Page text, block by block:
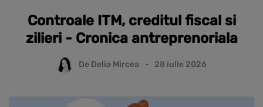
Controale ITM, creditul fiscal si
zilieri - Cronica antreprenoriala
De Delia Mircea 28 iulie 2026